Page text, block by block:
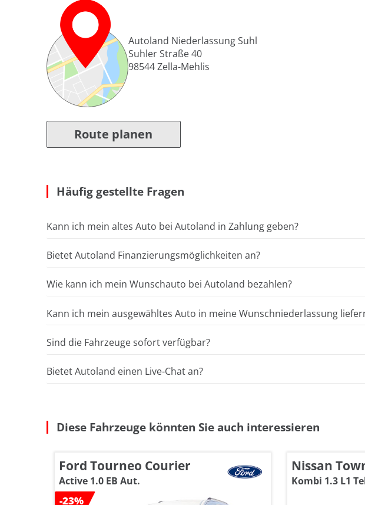
Autoland Niederlassung Suhl
Suhler Straße 40
98544Zella-Mehlis
Route planen
Häufig gestellte Fragen
Kann ich mein altes Auto bei Autoland in Zahlung geben?
Bietet Autoland Finanzierungsmöglichkeiten an?
Wie kann ich mein Wunschauto bei Autoland bezahlen?
Kann ich mein ausgewähltes Auto in meine Wunschniederlassung
Sind die Fahrzeuge sofort verfügbar?
Bietet Autoland einen Live-Chat an?
Diese Fahrzeuge könnten Sie auch interessieren
Ford Tourneo Courier
Active 1.0 EB Aut.
-23%
Nissan
Kombi 1.3 L1